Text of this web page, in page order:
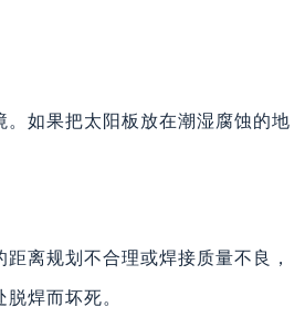
如果把太阳板放在潮湿腐蚀的地
距离规划不合理或焊接质量不良，
焊而坏死。